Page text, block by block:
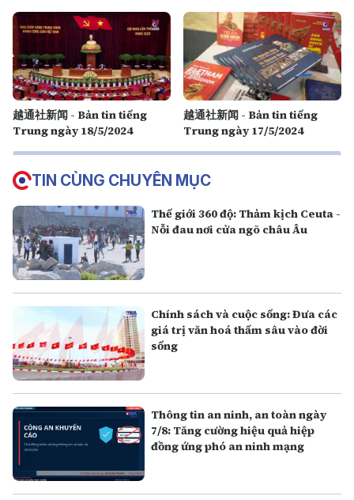
越通社新闻 - Bản tin tiếng
Trung ngày 18/5/2024
越通社新闻 - Bản tin tiếng
Trung ngày 17/5/2024
TIN CÙNG CHUYÊN MỤC
Thế giới 360 độ: Thảm kịch Ceuta -
Nỗi đau nơi cửa ngõ châu Âu
Chính sách và cuộc sống: Đưa các
giá trị văn hoá thấm sâu vào đời
sống
Thông tin an ninh, an toàn ngày
7/8: Tăng cường hiệu quả hiệp
đồng ứng phó an ninh mạng